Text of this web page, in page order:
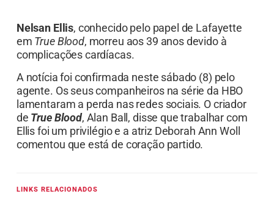
Nelsan Ellis, conhecido pelo papel de Lafayette
em True Blood, morreu aos 39 anos devido à
complicações cardíacas.
A notícia foi confirmada neste sábado (8) pelo
agente. Os seus companheiros na série da HBO
lamentaram a perda nas redes sociais. O criador
de True Blood, Alan Ball, disse que trabalhar com
Ellis foi um privilégio e a atriz Deborah Ann Woll
comentou que está de coração partido.
LINKS RELACIONADOS